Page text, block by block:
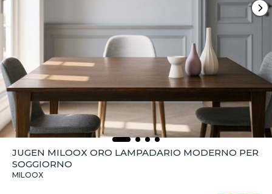
JUGEN MILOOX ORO LAMPADARIO MODERNO PER
SOGGIORNO
MILOOX